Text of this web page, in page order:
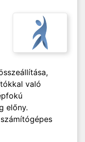
való
előny.